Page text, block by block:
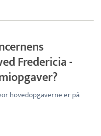
Fredericia -
hovedopgaverne er på